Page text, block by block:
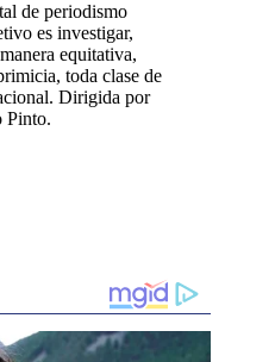
de periodismo
es investigar,
equitativa,
toda clase de
Dirigida por
Pinto.